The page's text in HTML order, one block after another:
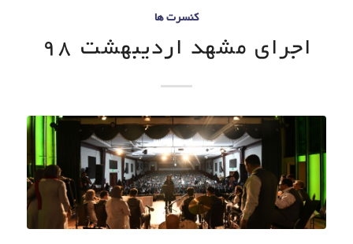
کنسرت ها
اجرای مشهد اردیبهشت 98